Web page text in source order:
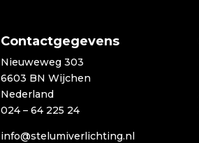
Contactgegevens
Nieuweweg 303
6603 BN Wijchen
Nederland
024 – 64 225 24
info@stelumiverlichting.nl